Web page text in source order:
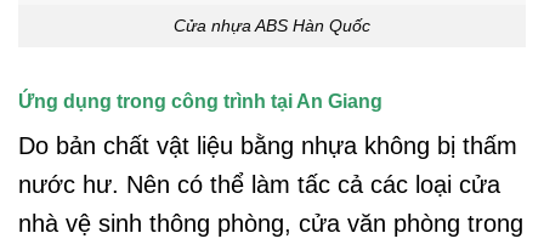
Cửa nhựa ABS Hàn Quốc
Ứng dụng trong công trình tại An Giang
Do bản chất vật liệu bằng nhựa không bị thấm
nước hư. Nên có thể làm tấc cả các loại cửa
nhà vệ sinh thông phòng, cửa văn phòng trong